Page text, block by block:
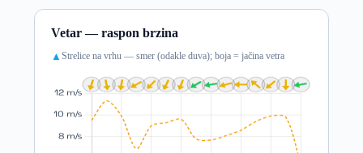
Vetar — raspon brzina
▲ Strelice na vrhu — smer (odakle duva); boja = jačina vetra